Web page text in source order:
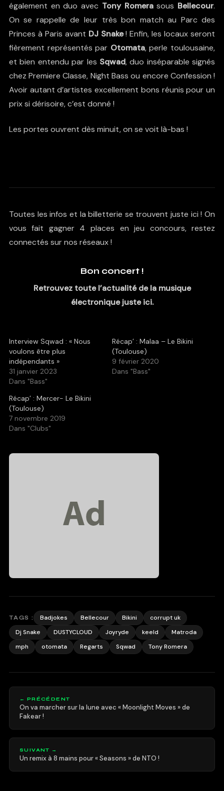
également en duo avec Tony Romerasous Bellecour.
On se rappelle de leur très bon match au Parc des
Princes à Paris avant DJ Snake! Enfin, les locaux seront
fièrement représentés par Otomata, perle toulousaine,
et bien entendu par les Sqwad, duo inséparable signés
chez Premiere Classe, Night Bass ou encore Confession !
Avoir autant d’artistes excellement bons réunis pour un
prix si dérisoire, c’est donné !
Les portes ouvrent dès minuit, on se voit là-bas !
Toutes les infos et la billetterie se trouvent juste ici ! On
vous fait gagner 4 places en jeu concours, restez
connectés sur nos réseaux !
Bon concert !
Retrouvez toute l’actualité de la musique
électronique juste ici.
Interview Sqwad : « Nous
voulons être plus
indépendants »
31 janvier 2023
Dans "Bass"
Récap’ : Malaa – Le Bikini
(Toulouse)
9 février 2020
Dans "Bass"
Récap’ : Mercer- Le Bikini
(Toulouse)
7 novembre 2019
Dans "Clubs"
TAGS : Badjokes Bellecour Bikini
corrupt uk
Dj Snake
DUSTYCLOUD Joyryde keeld
Matroda
mph
otomata Regarts Sqwad Tony Romera
← PRÉCÉDENT
On va marcher sur la lune avec « Moonlight Moves » de
Fakear !
SUIVANT →
Un remix à 8 mains pour « Seasons » de NTO !